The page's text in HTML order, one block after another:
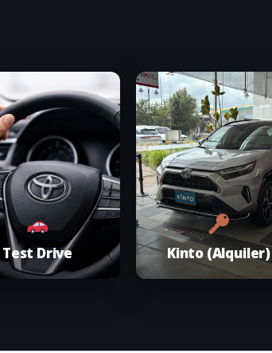
Test Drive Kinto (Alquiler)